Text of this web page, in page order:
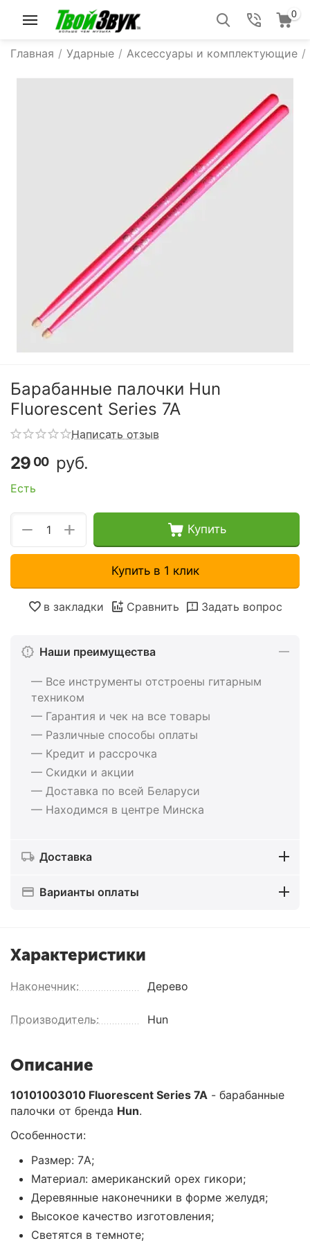
0
Главная / Ударные / Аксессуары и комплектующие /
Барабанные палочки Hun
Fluorescent Series 7A
Написать отзыв
29 00 руб.
Есть
+
− Купить
Купить в 1 клик
в закладки Сравнить Задать вопрос
Наши преимущества
— Все инструменты отстроены гитарным
техником
— Гарантия и чек на все товары
— Различные способы оплаты
— Кредит и рассрочка
— Скидки и акции
— Доставка по всей Беларуси
— Находимся в центре Минска
Доставка
Варианты оплаты
Характеристики
Наконечник: Дерево
Производитель: Hun
Описание
10101003010 Fluorescent Series 7A - барабанные
палочки от бренда Hun.
Особенности:
Размер: 7A;
Материал: американский орех гикори;
Деревянные наконечники в форме желудя;
Высокое качество изготовления;
Светятся в темноте;